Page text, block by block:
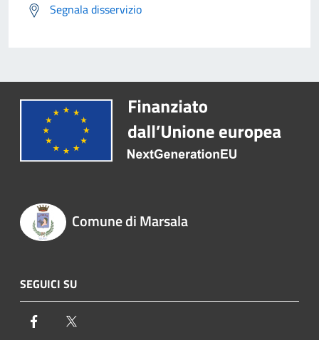
Segnala disservizio
Comune di Marsala
SEGUICI SU
Facebook